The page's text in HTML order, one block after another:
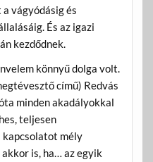
vágyódásig és
És az igazi
kezdődnek.
könnyű dolga volt.
című) Redvás
minden akadályokkal
teljesen
mély
is, ha… az egyik